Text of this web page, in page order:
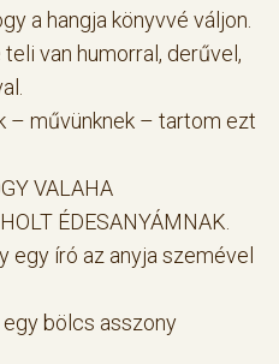
a hangja könyvvé váljon.
van humorral, derűvel,
– művünknek – tartom ezt
VALAHA
ÉDESANYÁMNAK.
egy író az anyja szemével
bölcs asszony